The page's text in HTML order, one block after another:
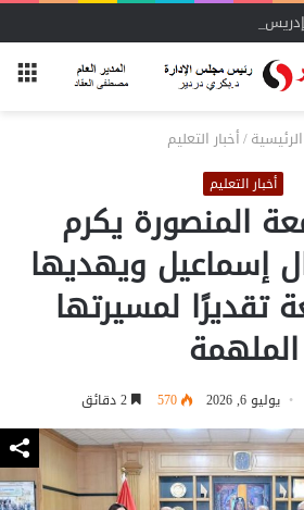
الرئيسية/أخبار التعليم
أخبار التعليم
المنصورة يكرم
إسماعيل ويهديها
تقديرًا لمسيرتها
الملهمة
يوليو 6, 2026 570